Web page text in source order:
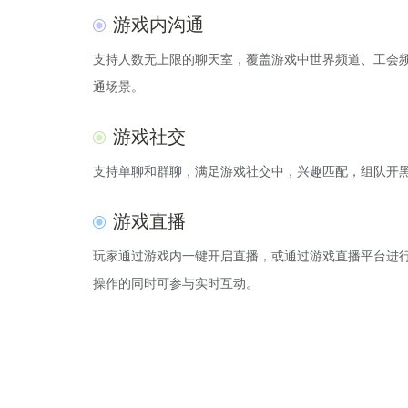
游戏内沟通
支持人数无上限的聊天室，覆盖游戏中世界频道、工会
通场景。
游戏社交
支持单聊和群聊，满足游戏社交中，兴趣匹配，组队开
游戏直播
玩家通过游戏内一键开启直播，或通过游戏直播平台进
操作的同时可参与实时互动。